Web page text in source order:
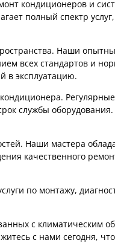
кондиционеров и
полный спектр
Наши
всех стандартов и
в эксплуатацию.
службы
Наши мастера
качественного
по монтажу,
с
с нами сегодня,